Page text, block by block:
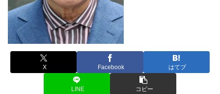
X Facebook はてブ
LINE コピー